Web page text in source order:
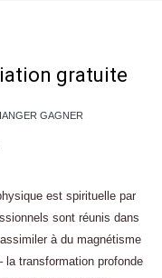
gratuite
GAGNER
est spirituelle par
sont réunis dans
à du magnétisme
la transformation profonde